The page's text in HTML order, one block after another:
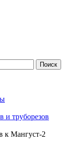
и труборезов
к Мангуст-2